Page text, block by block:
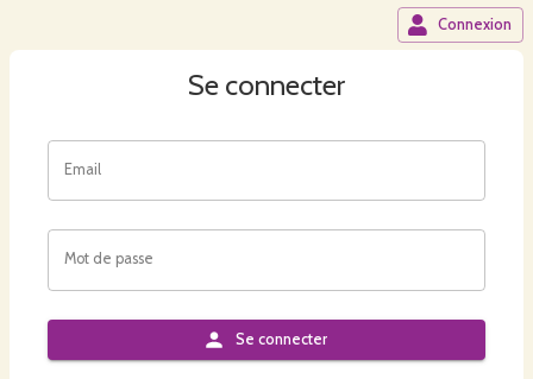
Connexion
Se connecter
Email
Mot de passe
Se connecter